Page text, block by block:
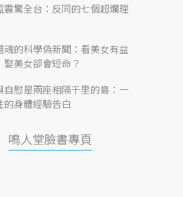
震驚全台：反同的七個超爛理
魂的科學偽新聞：看美女有益
娶美女卻會短命？
自慰是兩座相隔千里的島：一
的身體經驗告白
鳴人堂臉書專頁